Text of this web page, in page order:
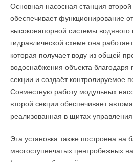
Основная насосная станция
обеспечивает функционирование
высоконапорной системы
гидравлической схеме она
которая получает воду из общей
водоснабжения объекта благодаря
секции и создаёт контролируемое
Совместную работу модульных
второй секции обеспечивает
реализованная в щитах
Эта установка также построена на
многоступенчатых центробежных